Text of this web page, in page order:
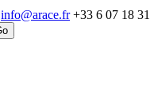
info@arace.fr +33 6 07 18